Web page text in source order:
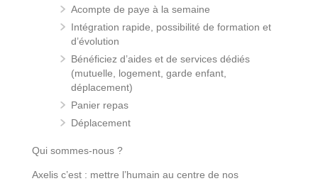
Acompte de paye à la semaine
Intégration rapide, possibilité de formation et
d’évolution
Bénéficiez d’aides et de services dédiés
(mutuelle, logement, garde enfant,
déplacement)
Panier repas
Déplacement
Qui sommes-nous ?
Axelis c’est : mettre l’humain au centre de nos